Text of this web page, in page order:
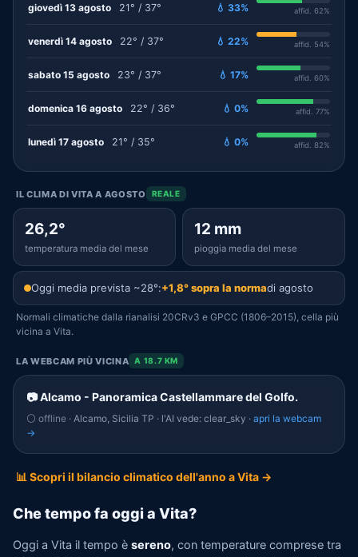
giovedì 13 agosto 21° / 37° 💧 33% affid. 62%
venerdì 14 agosto 22° / 37° 💧 22% affid. 54%
sabato 15 agosto 23° / 37° 💧 17% affid. 60%
domenica 16 agosto 22° / 36° 💧 0% affid. 77%
lunedì 17 agosto 21° / 35° 💧 0% affid. 82%
IL CLIMA DI VITA A AGOSTO REALE
26,2°
temperatura media del mese
12 mm
pioggia media del mese
Oggi media prevista ~28°:+1,8° sopra la normadi agosto
Normali climatiche dalla rianalisi 20CRv3 e GPCC (1806–2015), cella più
vicina a Vita.
LA WEBCAM PIÙ VICINA A 18.7 KM
📷 Alcamo - Panoramica Castellammare del Golfo.
⚪ offline · Alcamo, Sicilia TP · l'AI vede: clear_sky · apri la webcam
→
📊 Scopri il bilancio climatico dell'anno a Vita →
Che tempo fa oggi a Vita?
Oggi a Vita il tempo è sereno, con temperature comprese tra